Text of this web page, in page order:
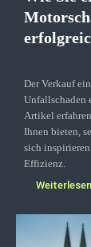
Der Verkauf
Unfallschaden
Artikel
Ihnen bieten,
sich
Effizienz.
Weiterlesen